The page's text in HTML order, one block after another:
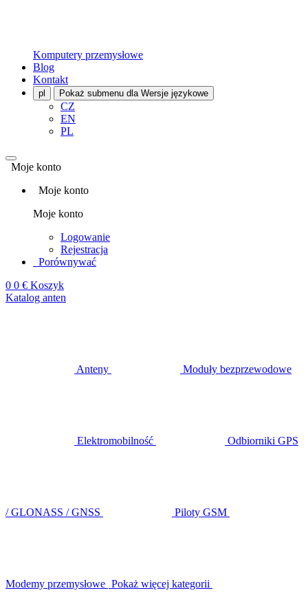
Komputery przemysłowe
Blog
Kontakt
pl Pokaż submenu dla Wersje językowe
CZ
EN
PL
Moje konto
Moje konto
Moje konto
Logowanie
Rejestracja
Porównywać
0 0 € Koszyk
Katalog anten
Anteny Moduły bezprzewodowe
Elektromobilność Odbiorniki GPS
/ GLONASS / GNSS Piloty GSM
Modemy przemysłowe Pokaż więcej kategorii